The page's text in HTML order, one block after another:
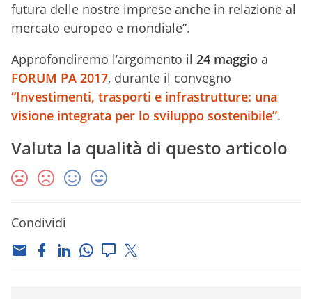
futura delle nostre imprese anche in relazione al
mercato europeo e mondiale”.
Approfondiremo l’argomento il 24 maggio a
FORUM PA 2017, durante il convegno
“Investimenti, trasporti e infrastrutture: una
visione integrata per lo sviluppo sostenibile”.
Valuta la qualità di questo articolo
Condividi